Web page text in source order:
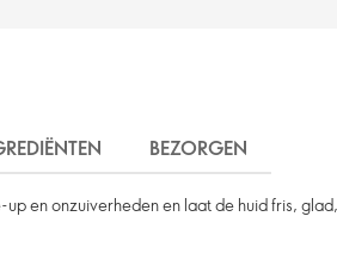
BEZORGEN
en onzuiverheden en laat de huid fris,